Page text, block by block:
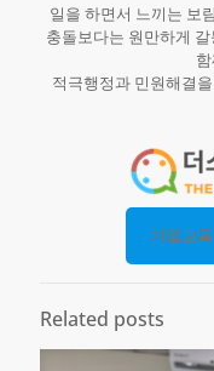
일을 하면서 느끼는 보
충돌보다는 원만하게
적극행정과 민원해결
기업교
Related posts